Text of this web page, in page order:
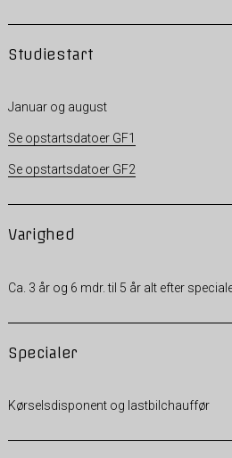
Studiestart
Januar og august
Se opstartsdatoer GF1
Se opstartsdatoer GF2
Varighed
Ca. 3 år og 6 mdr. til 5 år alt efter
Specialer
Kørselsdisponent og lastbilchauffør